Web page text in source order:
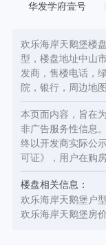
华发学府壹号
欢乐海岸天鹅堡楼
型，楼盘地址中山
发商，售楼电话，
院，银行，周边地
本页面内容，旨在
非广告服务性信息
终以开发商实际公
可证》，用户在购
楼盘相关信息：
欢乐海岸天鹅堡户型
欢乐海岸天鹅堡房价